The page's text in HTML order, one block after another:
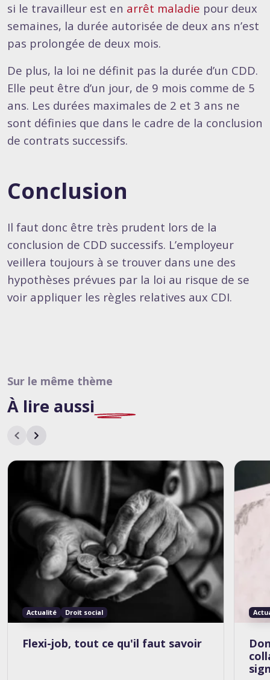
si le travailleur est en arrêt maladie pour deux
semaines, la durée autorisée de deux ans n’est
pas prolongée de deux mois.
De plus, la loi ne définit pas la durée d’un CDD.
Elle peut être d’un jour, de 9 mois comme de 5
ans. Les durées maximales de 2 et 3 ans ne
sont définies que dans le cadre de la conclusion
de contrats successifs.
Conclusion
Il faut donc être très prudent lors de la
conclusion de CDD successifs. L’employeur
veillera toujours à se trouver dans une des
hypothèses prévues par la loi au risque de se
voir appliquer les règles relatives aux CDI.
Sur le même thème
À lire aussi
Actualité Droit social
Flexi-job, tout ce qu'il faut savoir